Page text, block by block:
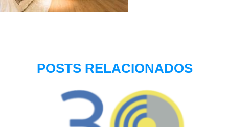
POSTS RELACIONADOS